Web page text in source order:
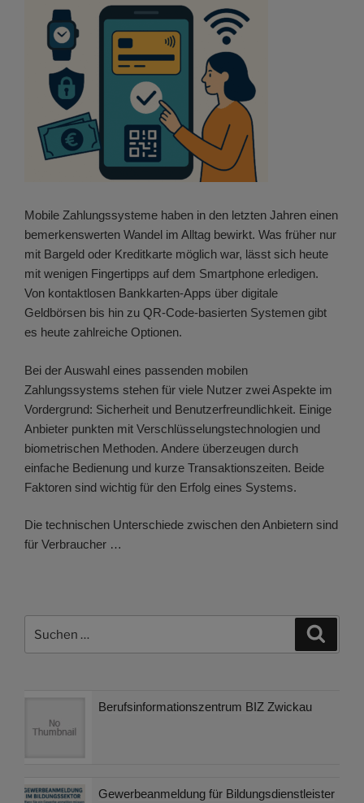
Mobile Zahlungssysteme haben in den letzten Jahren einen
bemerkenswerten Wandel im Alltag bewirkt. Was früher nur
mit Bargeld oder Kreditkarte möglich war, lässt sich heute
mit wenigen Fingertipps auf dem Smartphone erledigen.
Von kontaktlosen Bankkarten-Apps über digitale
Geldbörsen bis hin zu QR-Code-basierten Systemen gibt
es heute zahlreiche Optionen.
Bei der Auswahl eines passenden mobilen
Zahlungssystems stehen für viele Nutzer zwei Aspekte im
Vordergrund: Sicherheit und Benutzerfreundlichkeit. Einige
Anbieter punkten mit Verschlüsselungstechnologien und
biometrischen Methoden. Andere überzeugen durch
einfache Bedienung und kurze Transaktionszeiten. Beide
Faktoren sind wichtig für den Erfolg eines Systems.
Die technischen Unterschiede zwischen den Anbietern sind
für Verbraucher …
nach:
Berufsinformationszentrum BIZ Zwickau
Gewerbeanmeldung für Bildungsdienstleister